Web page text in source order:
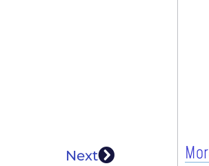
Next